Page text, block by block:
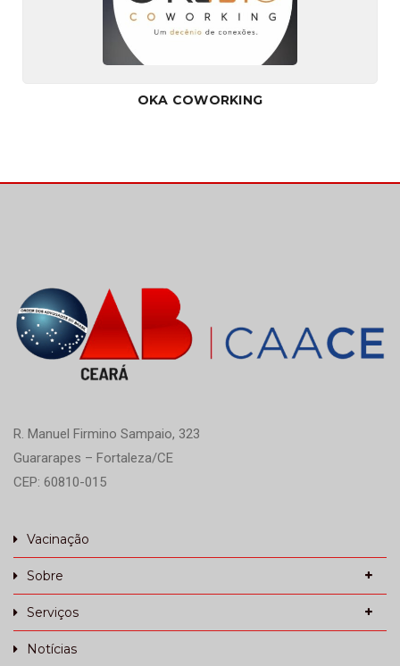
OKA COWORKING
R. Manuel Firmino Sampaio, 323
Guararapes – Fortaleza/CE
CEP: 60810-015
Vacinação
Sobre
Serviços
Notícias